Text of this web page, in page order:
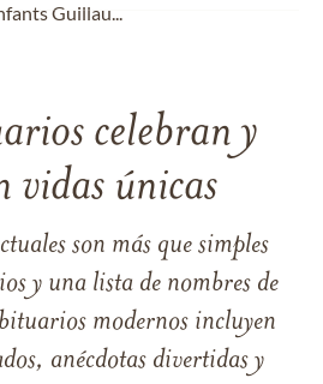
Guillau...
celebran y
vidas únicas
son más que simples
y una lista de nombres de
modernos incluyen
anécdotas divertidas y